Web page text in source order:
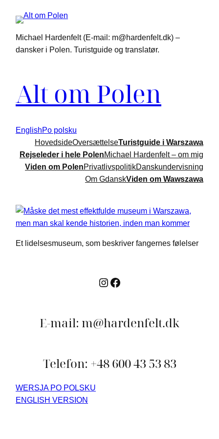
indhold
Michael Hardenfelt (E-mail: m@hardenfelt.dk) –
dansker i Polen. Turistguide og translatør.
Alt om Polen
EnglishPo polsku
HovedsideOversættelseTuristguide i Warszawa
Rejseleder i hele PolenMichael Hardenfelt – om mig
Viden om PolenPrivatlivspolitikDanskundervisning
Om GdanskViden om Wawszawa
Et lidelsesmuseum, som beskriver fangernes følelser
Instagram
Facebook
E-mail: m@hardenfelt.dk
Telefon: +48 600 43 53 83
WERSJA PO POLSKU
ENGLISH VERSION